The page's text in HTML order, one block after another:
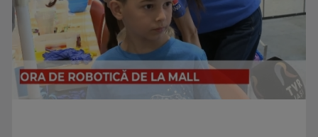
REGIUNEA ÎN OBIECTIV
Obiectivul nostru e ziua ta mai bună!